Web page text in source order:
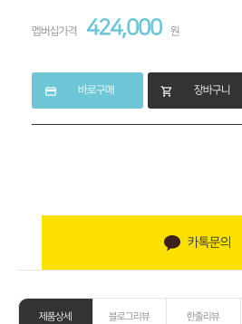
멥버십가격 424,000 원
credit_card 바로구매 shopping_cart 장바구니
카톡문의
제품상세 블로그리뷰 한줄리뷰